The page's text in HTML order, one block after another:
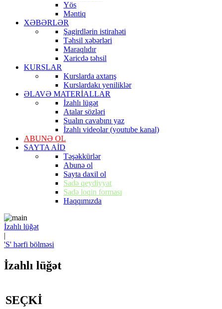
Yös
Məntiq
XƏBƏRLƏR
Şagirdlərin istirahəti
Təhsil xəbərləri
Maraqlıdır
Xaricdə təhsil
KURSLAR
Kurslarda axtarış
Kurslardakı yeniliklər
ƏLAVƏ MATERİALLAR
İzahlı lügət
Atalar sözləri
Sualın cavabını yaz
İzahlı videolar (youtube kanal)
ABUNƏ OL
SAYTA AİD
Təşəkkürlər
Abunə ol
Sayta daxil ol
Sadə qeydiyyat
Sadə loqin forması
Haqqımızda
İzahlı lüğət
|
'S' hərfi bölməsi
İzahlı lüğət
SEÇKİ